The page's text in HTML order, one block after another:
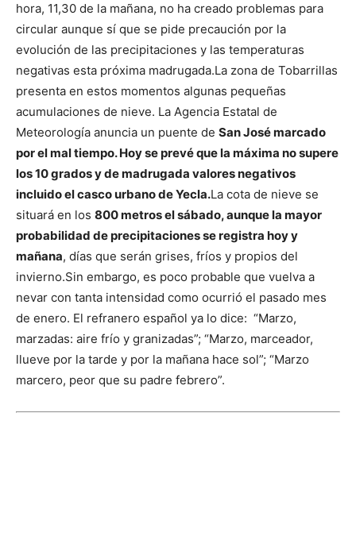
hora, 11,30 de la mañana, no ha creado problemas para
circular aunque sí que se pide precaución por la
evolución de las precipitaciones y las temperaturas
negativas esta próxima madrugada.La zona de Tobarrillas
presenta en estos momentos algunas pequeñas
acumulaciones de nieve. La Agencia Estatal de
Meteorología anuncia un puente de San José marcado
por el mal tiempo. Hoy se prevé que la máxima no supere
los 10 grados y de madrugada valores negativos
incluido el casco urbano de Yecla.La cota de nieve se
situará en los 800 metros el sábado, aunque la mayor
probabilidad de precipitaciones se registra hoy y
mañana, días que serán grises, fríos y propios del
invierno.Sin embargo, es poco probable que vuelva a
nevar con tanta intensidad como ocurrió el pasado mes
de enero. El refranero español ya lo dice: “Marzo,
marzadas: aire frío y granizadas”; “Marzo, marceador,
llueve por la tarde y por la mañana hace sol”; “Marzo
marcero, peor que su padre febrero”.